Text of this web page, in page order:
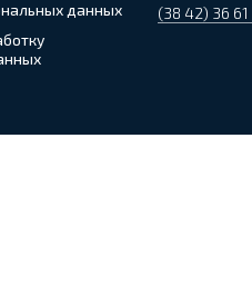
данных
(38 42) 36